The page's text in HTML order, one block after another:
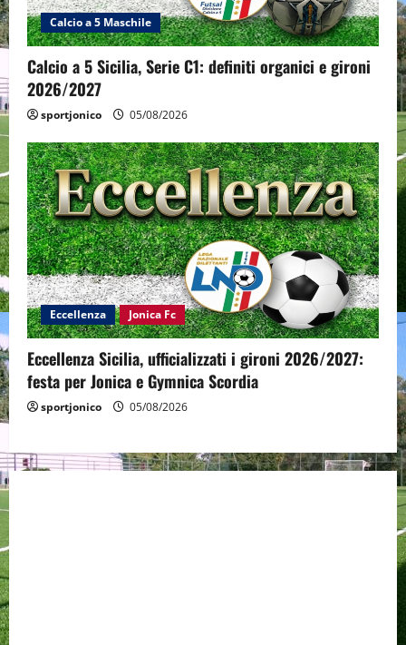
Calcio a 5 Maschile
Calcio a 5 Sicilia, Serie C1: definiti organici e gironi
2026/2027
sportjonico 05/08/2026
Eccellenza Jonica Fc
Eccellenza Sicilia, ufficializzati i gironi 2026/2027:
festa per Jonica e Gymnica Scordia
sportjonico 05/08/2026